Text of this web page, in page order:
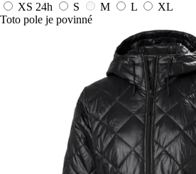
XS 24h S M L
XL
Toto pole je povinné